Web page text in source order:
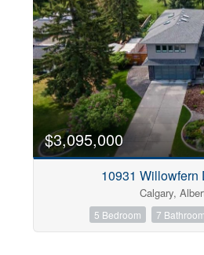
$3,095,000
10931 Willowfern
Calgary,
5 Bedroom 7 Bathroom